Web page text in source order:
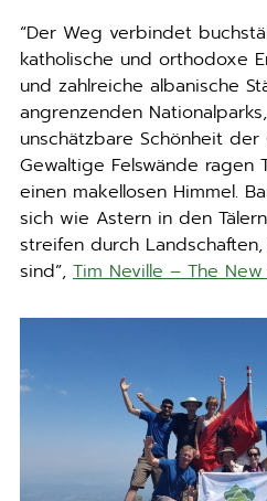
“Der Weg verbindet
katholische und orthodoxe
und zahlreiche albanische
angrenzenden
unschätzbare Schönheit
Gewaltige Felswände ragen
einen makellosen Himmel.
sich wie Astern in den
streifen durch
sind”, Tim Neville – The